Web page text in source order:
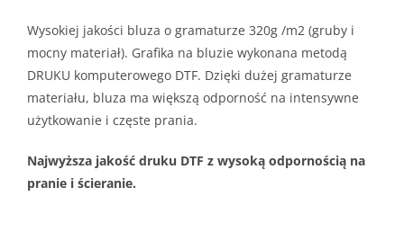
Wysokiej jakości bluza o gramaturze 320g /m2 (gruby i
mocny materiał). Grafika na bluzie wykonana metodą
DRUKU komputerowego DTF. Dzięki dużej gramaturze
materiału, bluza ma większą odporność na intensywne
użytkowanie i częste prania.
Najwyższa jakość druku DTF z wysoką odpornością na
pranie i ścieranie.